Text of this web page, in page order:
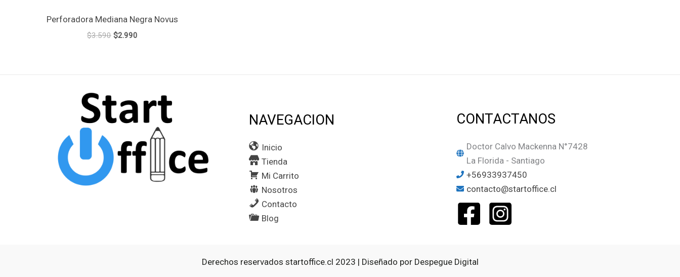
Perforadora Mediana Negra Novus
$3.590 $2.990
NAVEGACION
Inicio
Tienda
Mi Carrito
Nosotros
Contacto
Blog
CONTACTANOS
Doctor Calvo Mackenna N°7428
La Florida - Santiago
+56933937450
contacto@startoffice.cl
Derechos reservados startoffice.cl 2023 | Diseñado por Despegue Digital